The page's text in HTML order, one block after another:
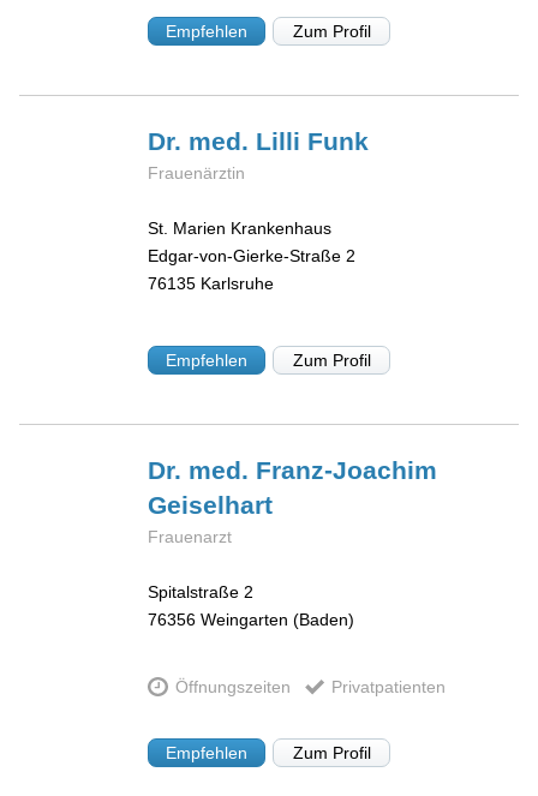
Empfehlen Zum Profil
Dr. med. Lilli Funk
Frauenärztin
St. Marien Krankenhaus
Edgar-von-Gierke-Straße 2
76135 Karlsruhe
Empfehlen Zum Profil
Dr. med. Franz-Joachim
Geiselhart
Frauenarzt
Spitalstraße 2
76356 Weingarten (Baden)
Öffnungszeiten Privatpatienten
Empfehlen Zum Profil